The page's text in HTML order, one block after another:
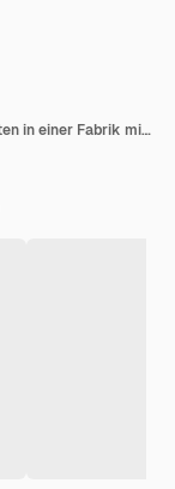
Mann und Frau Porträt von Geschäftsleuten in einer Fabrik mit Zuversicht Logistik oder Vertrieb Partnerschaft Versand und Team in der industriellen Fracht Inventar Lager mit Kisten Stolz und Lager